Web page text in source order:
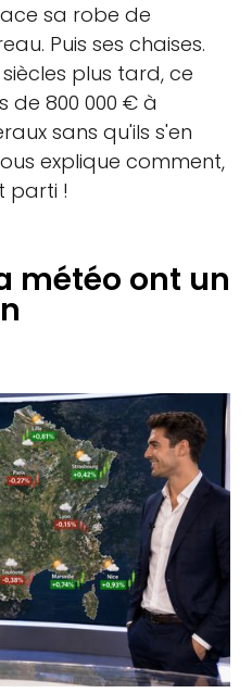
sa robe de
Puis ses chaises.
plus tard, ce
de 800 000 € à
sans qu'ils s'en
explique comment,
parti !
météo ont un